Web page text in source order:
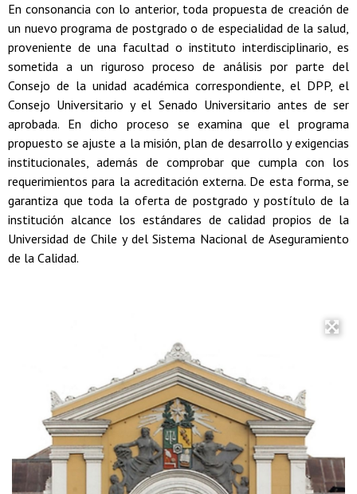
En consonancia con lo anterior, toda propuesta de creación de
un nuevo programa de postgrado o de especialidad de la salud,
proveniente de una facultad o instituto interdisciplinario, es
sometida a un riguroso proceso de análisis por parte del
Consejo de la unidad académica correspondiente, el DPP, el
Consejo Universitario y el Senado Universitario antes de ser
aprobada. En dicho proceso se examina que el programa
propuesto se ajuste a la misión, plan de desarrollo y exigencias
institucionales, además de comprobar que cumpla con los
requerimientos para la acreditación externa. De esta forma, se
garantiza que toda la oferta de postgrado y postítulo de la
institución alcance los estándares de calidad propios de la
Universidad de Chile y del Sistema Nacional de Aseguramiento
de la Calidad.